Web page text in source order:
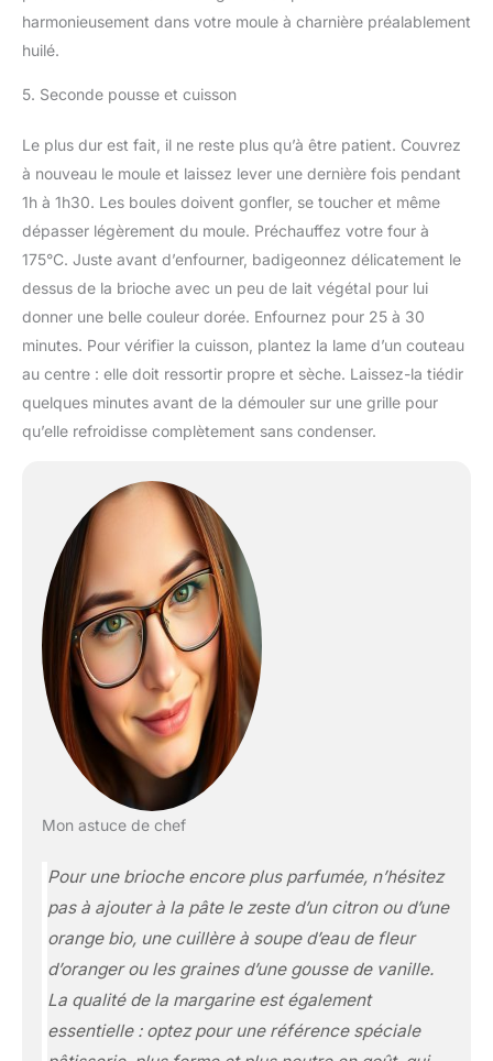
harmonieusement dans votre moule à charnière préalablement
huilé.
5. Seconde pousse et cuisson
Le plus dur est fait, il ne reste plus qu’à être patient. Couvrez
à nouveau le moule et laissez lever une dernière fois pendant
1h à 1h30. Les boules doivent gonfler, se toucher et même
dépasser légèrement du moule. Préchauffez votre four à
175°C. Juste avant d’enfourner, badigeonnez délicatement le
dessus de la brioche avec un peu de lait végétal pour lui
donner une belle couleur dorée. Enfournez pour 25 à 30
minutes. Pour vérifier la cuisson, plantez la lame d’un couteau
au centre : elle doit ressortir propre et sèche. Laissez-la tiédir
quelques minutes avant de la démouler sur une grille pour
qu’elle refroidisse complètement sans condenser.
Mon astuce de chef
Pour une brioche encore plus parfumée, n’hésitez
pas à ajouter à la pâte le zeste d’un citron ou d’une
orange bio, une cuillère à soupe d’eau de fleur
d’oranger ou les graines d’une gousse de vanille.
La qualité de la margarine est également
essentielle : optez pour une référence spéciale